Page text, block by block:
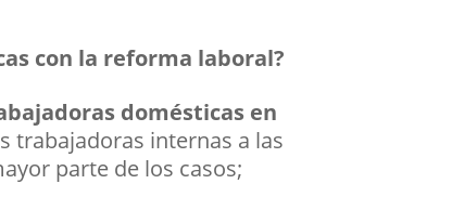
con la reforma laboral?
domésticas en
trabajadoras internas a las
parte de los casos;